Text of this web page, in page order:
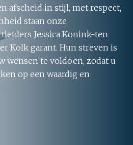
afscheid in stijl, met respect,
staan onze
Jessica Konink-ten
Kolk garant. Hun streven is
wensen te voldoen, zodat u
op een waardig en